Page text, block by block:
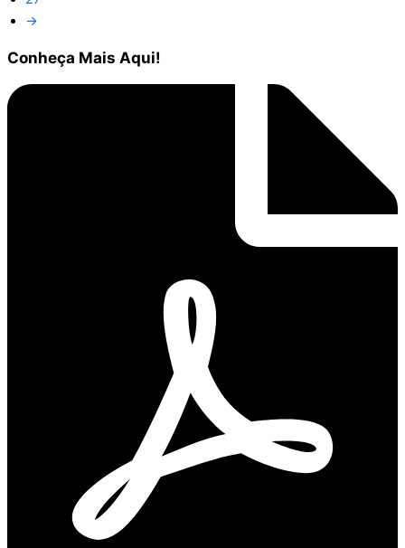
→
Conheça Mais Aqui!